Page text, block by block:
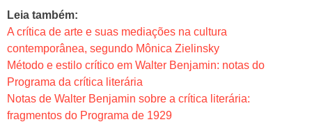
Leia também:
A crítica de arte e suas mediações na cultura
contemporânea, segundo Mônica Zielinsky
Método e estilo crítico em Walter Benjamin: notas do
Programa da crítica literária
Notas de Walter Benjamin sobre a crítica literária:
fragmentos do Programa de 1929